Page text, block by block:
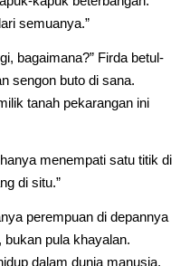
semuanya.”
bagaimana?” Firda betul-
sengon buto di sana.
tanah pekarangan ini
menempati satu titik di
di situ.”
perempuan di depannya
pula khayalan.
dalam dunia manusia,